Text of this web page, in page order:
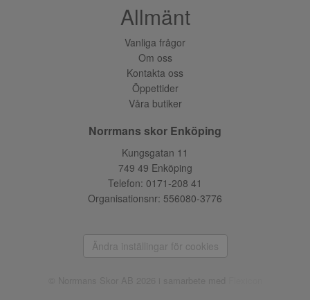
Allmänt
Vanliga frågor
Om oss
Kontakta oss
Öppettider
Våra butiker
Norrmans skor Enköping
Kungsgatan 11
749 49 Enköping
Telefon: 0171-208 41
Organisationsnr: 556080-3776
Ändra inställingar för cookies